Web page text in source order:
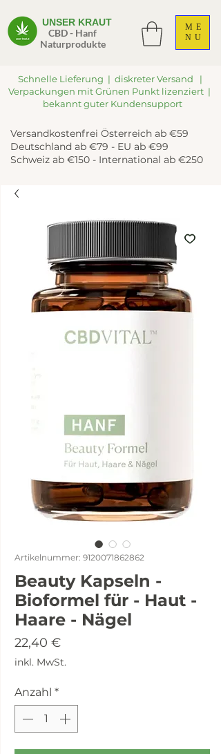
UNSER KRAUT
CBD - Hanf
Naturprodukte
ME
NU
Schnelle Lieferung | diskreter Versand |
Verpackungen mit Grünen Punkt lizenziert |
bekannt guter Kundensupport
Versandkostenfrei Österreich ab €59
Deutschland ab €79 - EU ab €99
Schweiz ab €150 - International ab €250
Artikelnummer: 9120071862862
Beauty Kapseln -
Bioformel für - Haut -
Haare - Nägel
22,40 €Preis
inkl. MwSt.
Anzahl *